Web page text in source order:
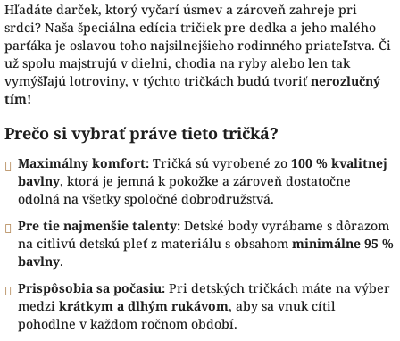
Hľadáte darček, ktorý vyčarí úsmev a zároveň zahreje pri
srdci? Naša špeciálna edícia tričiek pre dedka a jeho malého
parťáka je oslavou toho najsilnejšieho rodinného priateľstva. Či
už spolu majstrujú v dielni, chodia na ryby alebo len tak
vymýšľajú lotroviny, v týchto tričkách budú tvoriťnerozlučný
tím!
Prečo si vybrať práve tieto tričká?
Maximálny komfort: Tričká sú vyrobené zo 100 % kvalitnej
bavlny, ktorá je jemná k pokožke a zároveň dostatočne
odolná na všetky spoločné dobrodružstvá.
Pre tie najmenšie talenty: Detské body vyrábame s dôrazom
na citlivú detskú pleť z materiálu s obsahom minimálne 95 %
bavlny.
Prispôsobia sa počasiu: Pri detských tričkách máte na výber
medzi krátkym a dlhým rukávom, aby sa vnuk cítil
pohodlne v každom ročnom období.